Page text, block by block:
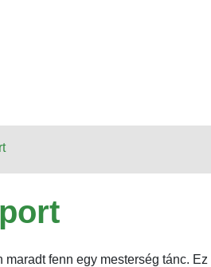
fenn egy mesterség tánc. Ez